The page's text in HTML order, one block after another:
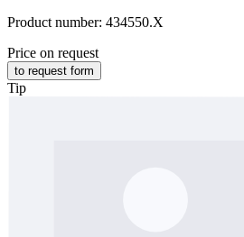
Product number: 434550.X
Price on request
to request form
Tip